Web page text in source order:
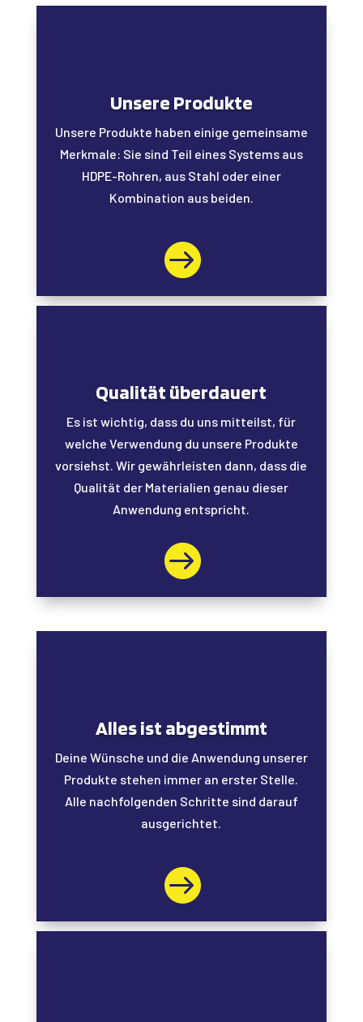
Unsere Produkte
Unsere Produkte haben einige gemeinsame
Merkmale: Sie sind Teil eines Systems aus
HDPE-Rohren, aus Stahl oder einer
Kombination aus beiden.

Qualität überdauert
Es ist wichtig, dass du uns mitteilst, für
welche Verwendung du unsere Produkte
vorsiehst. Wir gewährleisten dann, dass die
Qualität der Materialien genau dieser
Anwendung entspricht.

Alles ist abgestimmt
Deine Wünsche und die Anwendung unserer
Produkte stehen immer an erster Stelle.
Alle nachfolgenden Schritte sind darauf
ausgerichtet.
